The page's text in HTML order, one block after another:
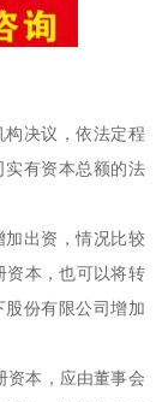
决议，依法定程
实有资本总额的法
出资，情况比较
资本，也可以将转
份有限公司增加
资本，应由董事会